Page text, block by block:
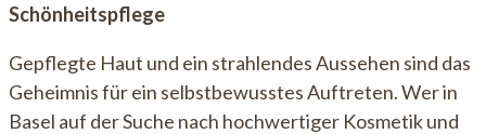
Schönheitspflege
Gepflegte Haut und ein strahlendes Aussehen sind das
Geheimnis für ein selbstbewusstes Auftreten. Wer in
Basel auf der Suche nach hochwertiger Kosmetik und